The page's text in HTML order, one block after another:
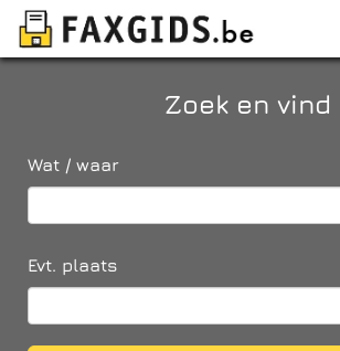
Zoek en vind
Wat / waar
Evt. plaats